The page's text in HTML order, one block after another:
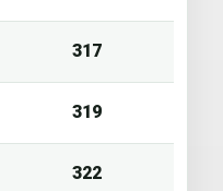
317
319
322